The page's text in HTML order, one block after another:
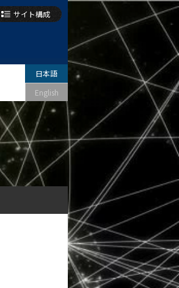
サイト構成
日本語
English